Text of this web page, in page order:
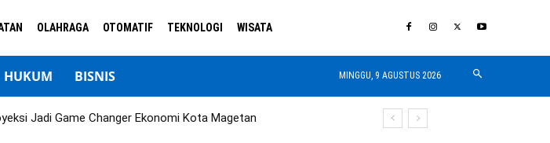
OLAHRAGA OTOMATIF TEKNOLOGI WISATA
HUKUM BISNIS MINGGU, 9 AGUSTUS 2026
Jadi Game Changer Ekonomi Kota Magetan